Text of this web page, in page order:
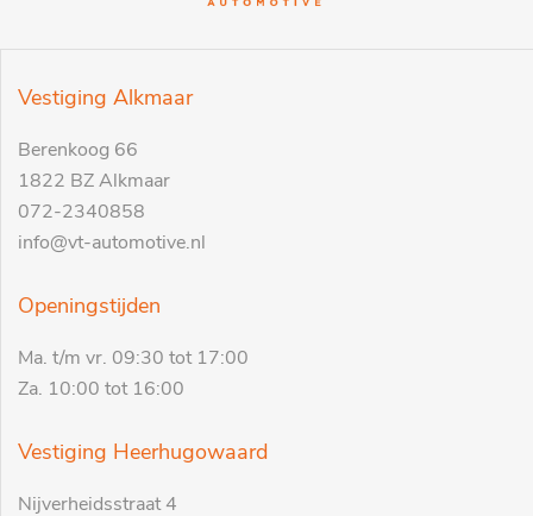
Vestiging Alkmaar
Berenkoog 66
1822 BZ Alkmaar
072-2340858
info@vt-automotive.nl
Openingstijden
Ma. t/m vr. 09:30 tot 17:00
Za. 10:00 tot 16:00
Vestiging Heerhugowaard
Nijverheidsstraat 4